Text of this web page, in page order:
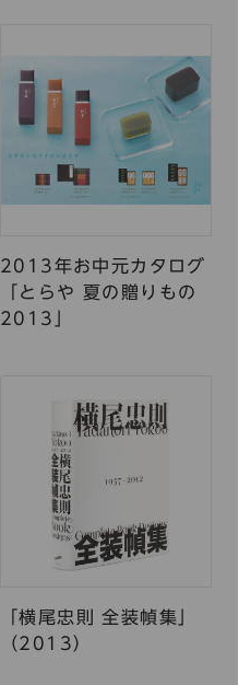
2013年お中元カタログ
「とらや 夏の贈りもの
2013」
「横尾忠則 全装幀集」
（2013）